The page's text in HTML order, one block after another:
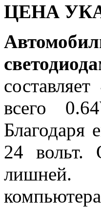
ЦЕНА
всего
Благодаря
24 вольт.
лишней.